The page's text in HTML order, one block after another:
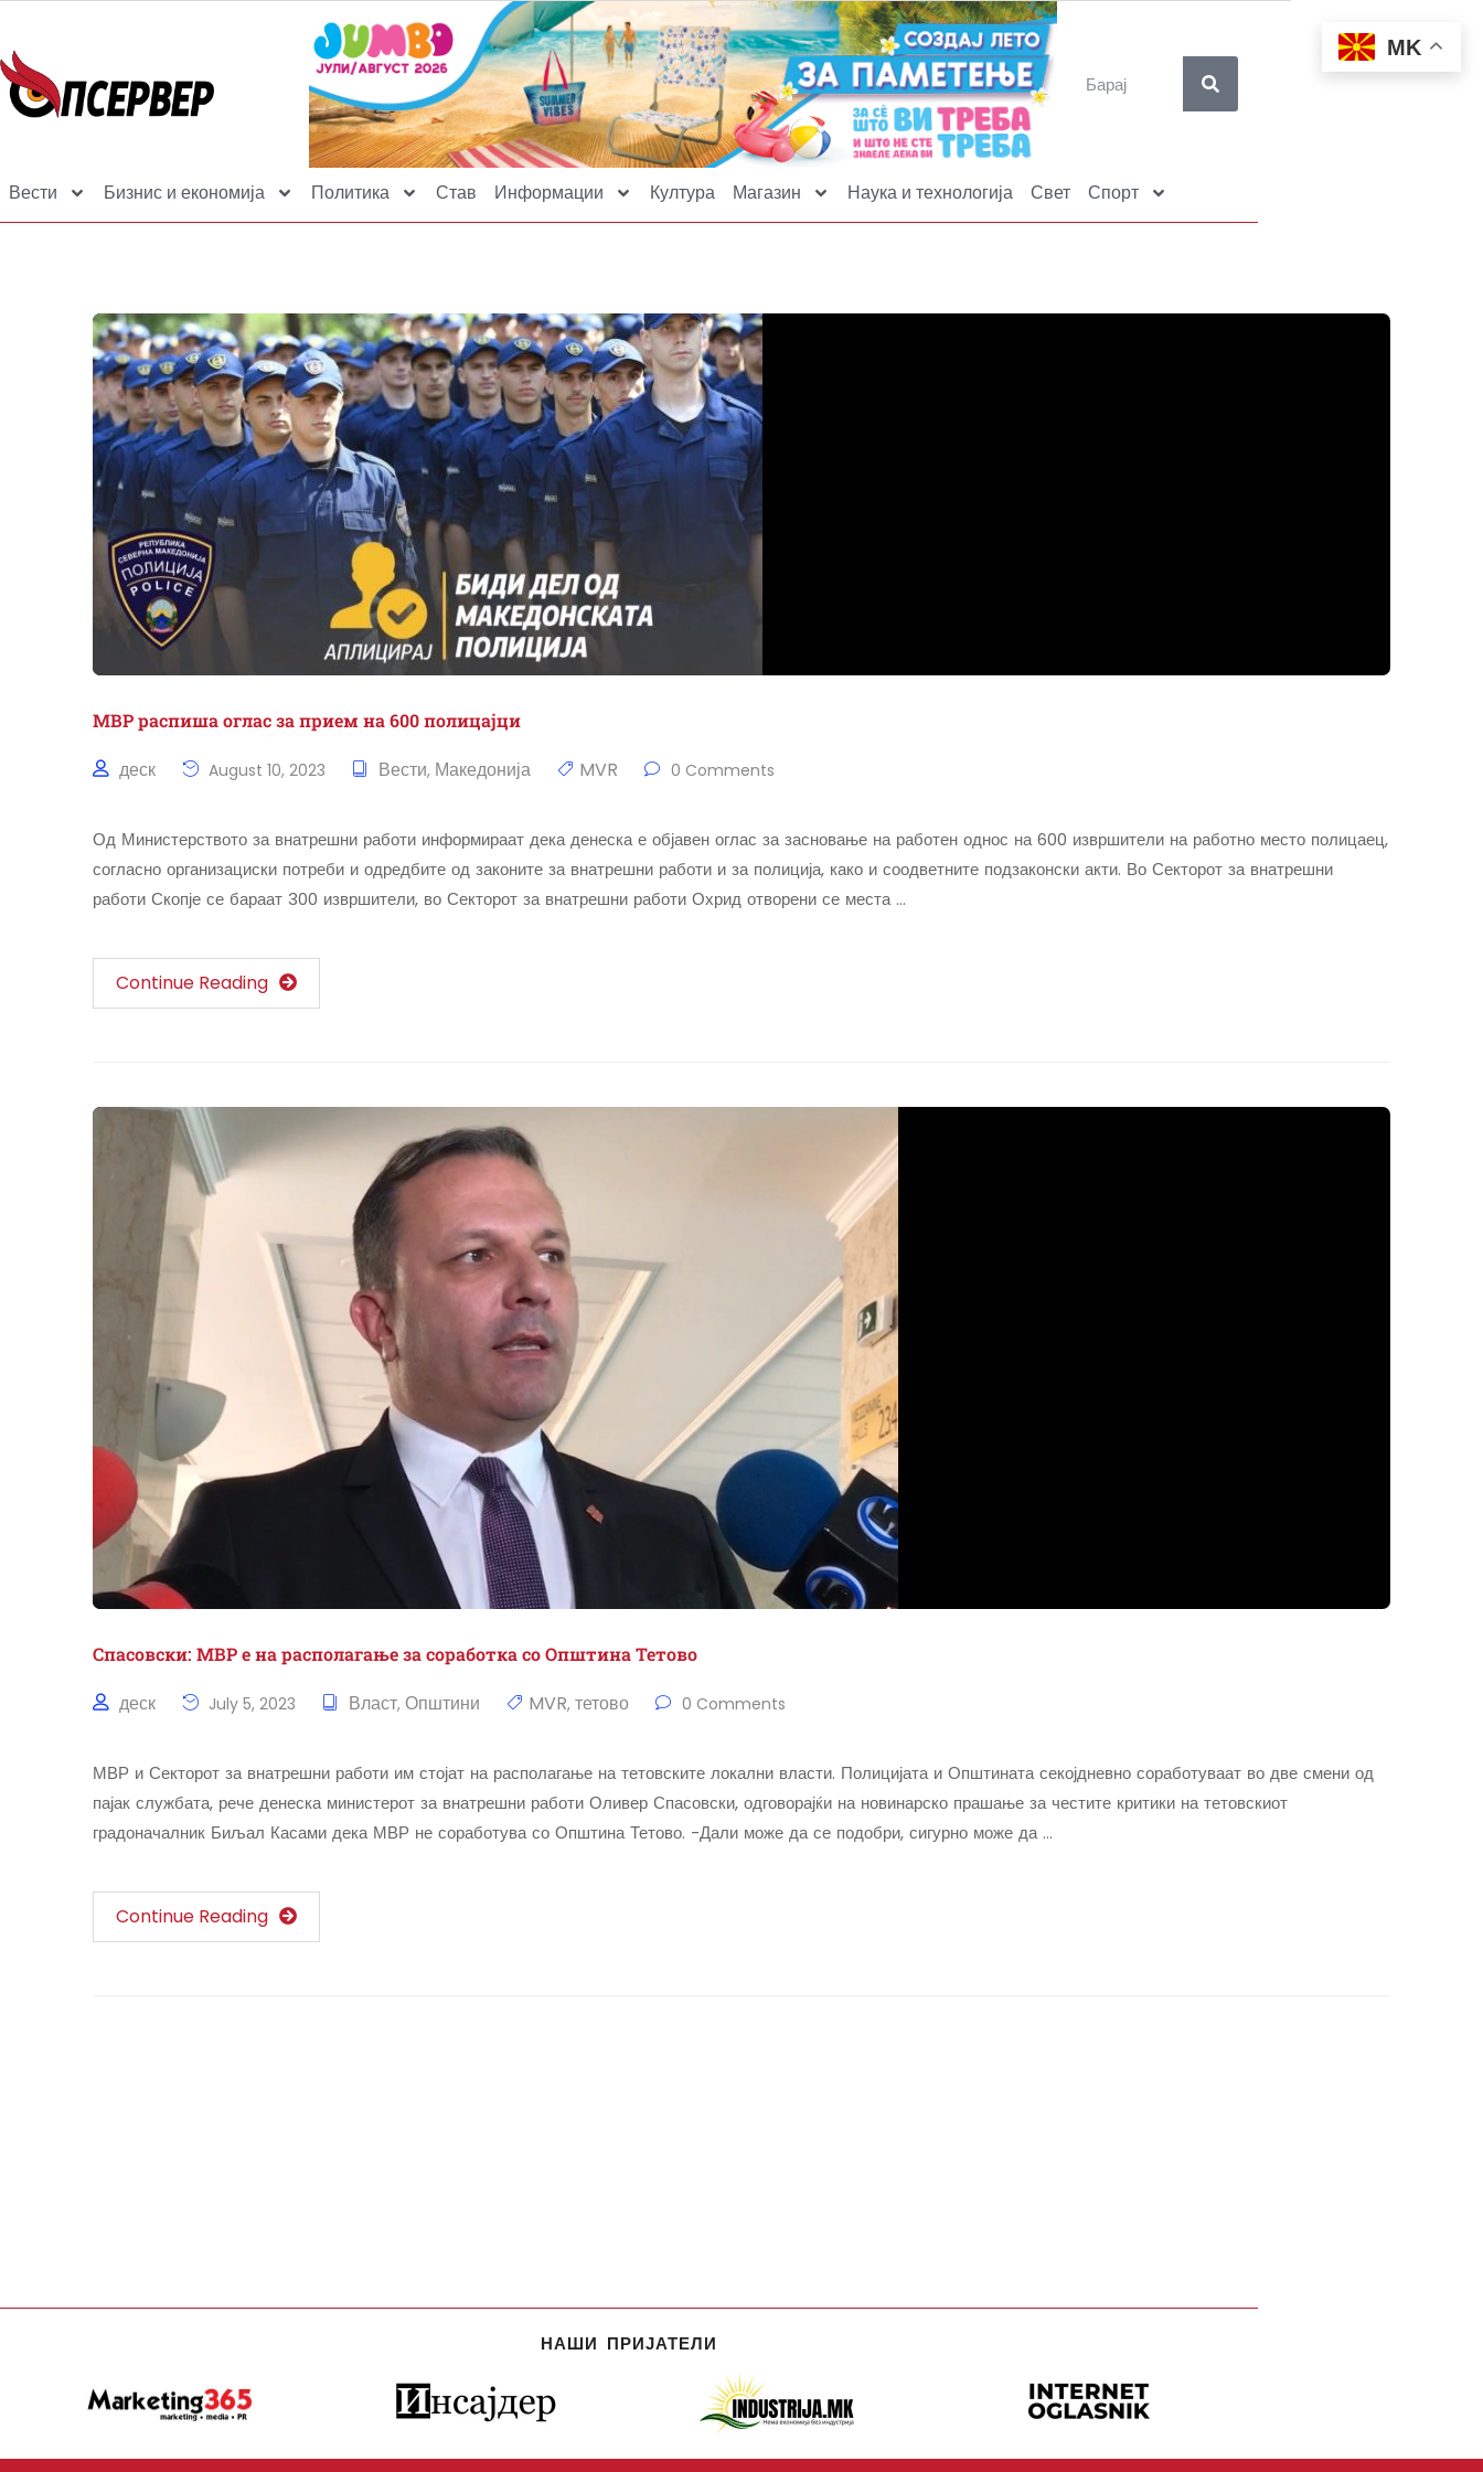
Вести Бизнис и економија Политика Став Информации Култура Магазин Наука и технологија Свет Спорт
МВР распиша оглас за прием на 600 полицајци
деск August 10, 2023 Вести, Македонија MVR 0 Comments
Од Министерството за внатрешни работи информираат дека денеска е објавен оглас за засновање на работен однос на 600 извршители на работно место полицаец,
согласно организациски потреби и одредбите од законите за внатрешни работи и за полиција, како и соодветните подзаконски акти. Во Секторот за внатрешни
работи Скопје се бараат 300 извршители, во Секторот за внатрешни работи Охрид отворени се места …
Continue Reading
Спасовски: МВР е на располагање за соработка со Општина Тетово
деск July 5, 2023 Власт, Општини MVR, тетово 0 Comments
МВР и Секторот за внатрешни работи им стојат на располагање на тетовските локални власти. Полицијата и Општината секојдневно соработуваат во две смени од
пајак службата, рече денеска министерот за внатрешни работи Оливер Спасовски, одговорајќи на новинарско прашање за честите критики на тетовскиот
градоначалник Биљал Касами дека МВР не соработува со Општина Тетово. -Дали може да се подобри, сигурно може да …
Continue Reading
НАШИ ПРИЈАТЕЛИ
MK